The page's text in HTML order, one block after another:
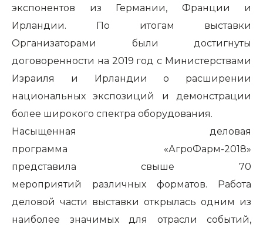
экспонентов из Германии, Франции и
Ирландии. По итогам выставки
Организаторами были достигнуты
договоренности на 2019 год с Министерствами
Израиля и Ирландии о расширении
национальных экспозиций и демонстрации
более широкого спектра оборудования.
Насыщенная деловая
программа «АгроФарм-2018»
представила свыше 70
мероприятий
различных форматов. Работа
деловой части выставки открылась одним из
наиболее значимых для отрасли событий,